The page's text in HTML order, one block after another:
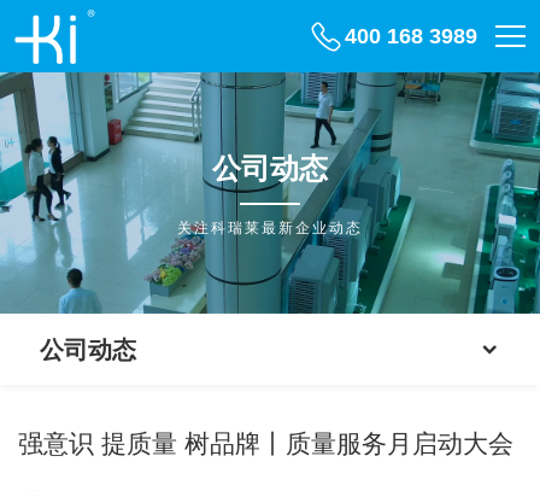
400 168 3989
公司动态
关注科瑞莱最新企业动态
公司动态
强意识 提质量 树品牌丨质量服务月启动大会